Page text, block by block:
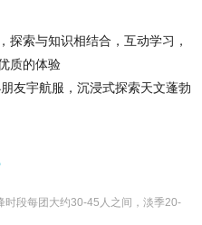
给所有热爱科学和天文的人士。
探索与知识相结合，互动学习，
质的体验
友宇航服，沉浸式探索天文蓬勃
小朋友认识浩瀚无垠的宇宙，
的探索
时段每团大约30-45人之间，淡季20-